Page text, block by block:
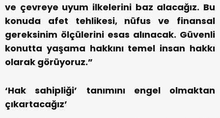
ve çevreye uyum ilkelerini baz alacağız. Bu
konuda afet tehlikesi, nüfus ve finansal
gereksinim ölçülerini esas alınacak. Güvenli
konutta yaşama hakkını temel insan hakkı
olarak görüyoruz.”
‘Hak sahipliği’ tanımını engel olmaktan
çıkartacağız’